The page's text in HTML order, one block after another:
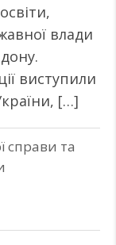
влади
виступили
[…]
справи та